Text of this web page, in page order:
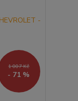
1 007 Kč
- 71 %